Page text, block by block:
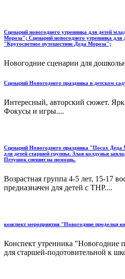
Сценарий новогоднего утренника для детей
Мороза"; Сценарий новогоднего утренника для
"Кругосветное путешествие Деда Мороза";
Новогодние сценарии для
Сценарий Новогоднего праздника в детском
Интересный, авторский сюжет.
Фокусы и игры....
Сценарий Новогоднего праздника "Посох
для детей старшей группы. Злая колдунья
Петушок спешит на помощь.
Возрастная группа 4-5 лет, 15-17
предназначен для детей с ТНР....
конспект мероприятия "Новогодние проделки
Конспект утренника "Новогодние
для старшей-подотовительной к